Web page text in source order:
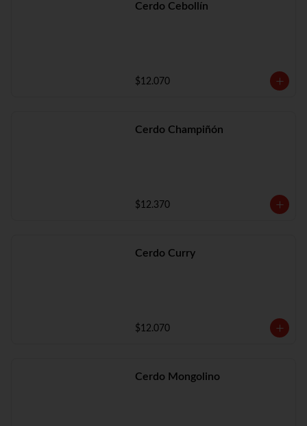
Cerdo Cebollín
$12.070
Cerdo Champiñón
$12.370
Cerdo Curry
$12.070
Cerdo Mongolino